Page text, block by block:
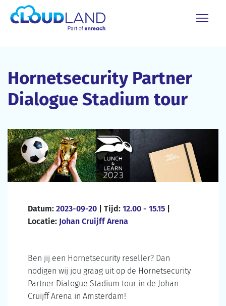
Hornetsecurity Partner
Dialogue Stadium tour
Datum: 2023-09-20 | Tijd: 12.00 - 15.15
Locatie: Johan Cruijff Arena
Ben jij een Hornetsecurity reseller? Dan
nodigen wij jou graag uit op de Hornetsecurity
Partner Dialogue Stadium tour in de Johan
Cruijff Arena in Amsterdam!